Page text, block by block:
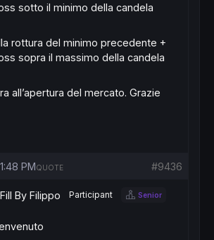
sotto il minimo della candela
rottura del minimo precedente +
sopra il massimo della candela
all’apertura del mercato. Grazie
PM #9436
QUOTE
By Filippo Participant Senior